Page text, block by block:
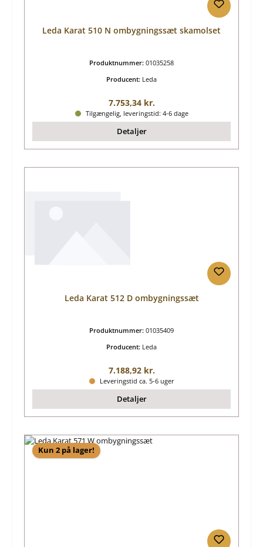
Leda Karat 510 N ombygningssæt skamolset
Produktnummer: 01035258
Producent: Leda
Almindelig pris:
7.753,34 kr.
Tilgængelig, leveringstid: 4-6 dage
Detaljer
Leda Karat 512 D ombygningssæt
Produktnummer: 01035409
Producent: Leda
Almindelig pris:
7.188,92 kr.
Leveringstid ca. 5-6 uger
Detaljer
Kun 2 på lager!